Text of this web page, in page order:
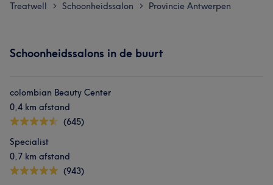
Treatwell > Schoonheidssalon > Provincie Antwerpen
Schoonheidssalons in de buurt
colombian Beauty Center
0,4 km afstand
(645)
Specialist
0,7 km afstand
(943)